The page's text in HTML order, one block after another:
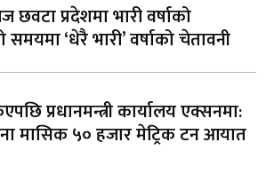
प्रदेशमा भारी वर्षाको
‘धेरै भारी’ वर्षाको चेतावनी
प्रधानमन्त्री कार्यालय एक्सनमा:
मासिक ५० हजार मेट्रिक टन आयात